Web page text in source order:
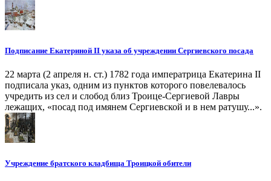
Подписание Екатериной II указа об учреждении Сергиевского посада
22 марта (2 апреля н. ст.) 1782 года императрица Екатерина II
подписала указ, одним из пунктов которого повелевалось
учредить из сел и слобод близ Троице-Сергиевой Лавры
лежащих, «посад под имянем Сергиевской и в нем ратушу...».
Учреждение братского кладбища Троицкой обители